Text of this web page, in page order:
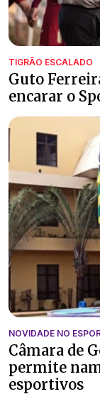
TIGRÃO ESCALADO
Guto
encarar o
NOVIDADE NO
Câmara de
permite
esportivos